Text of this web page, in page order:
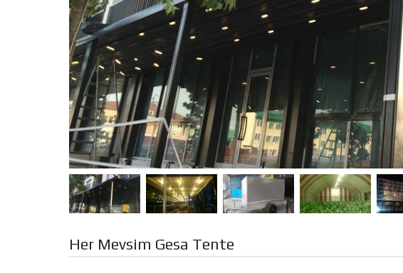
Her Mevsim Gesa Tente